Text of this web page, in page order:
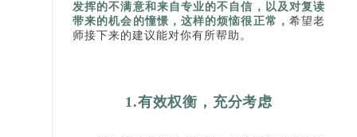
发挥的不满意和来自专业的不自信，以及对复读
带来的机会的憧憬，这样的烦恼很正常， 希望老
师接下来的建议能对你有所帮助。
1.有效权衡，充分考虑